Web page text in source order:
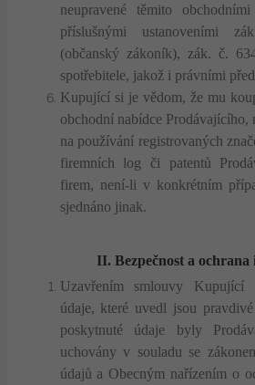
neupravené těmito
příslušnými ustanoveními
(občanský zákoník), zák. č.
spotřebitele, jakož i právními
Kupující si je vědom, že mu
obchodní nabídce Prodávajícího,
na používání registrovaných
firemních log či patentů
firem, není-li v konkrétním
sjednáno jinak.
II. Bezpečnost a ochrana
Uzavřením smlouvy Kupující
údaje, které uvedl jsou
poskytnuté údaje byly
uchovány v souladu se
údajů a Obecným nařízením o